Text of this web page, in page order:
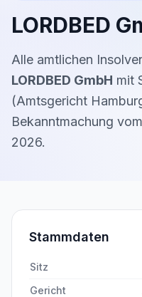
LORDBED
Alle amtlichen
LORDBED GmbH mit
(Amtsgericht
Bekanntmachung vom
2026.
Stammdaten
Sitz
Gericht